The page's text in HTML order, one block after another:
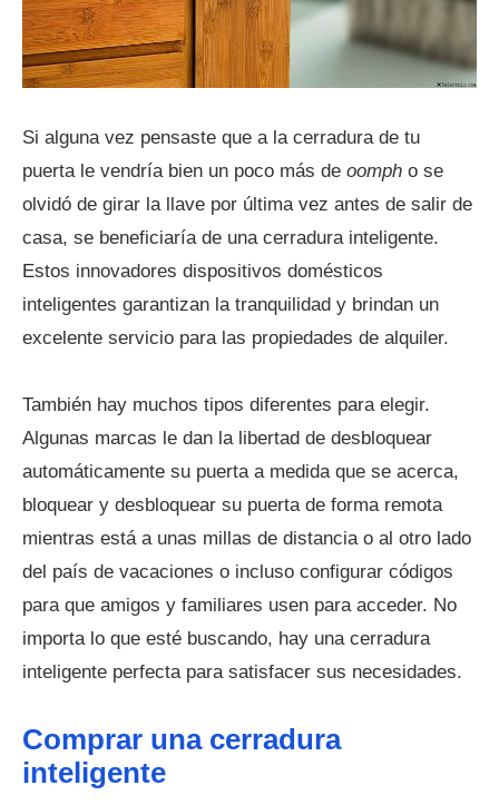
Si alguna vez pensaste que a la cerradura de tu
puerta le vendría bien un poco más de oomph o se
olvidó de girar la llave por última vez antes de salir de
casa, se beneficiaría de una cerradura inteligente.
Estos innovadores dispositivos domésticos
inteligentes garantizan la tranquilidad y brindan un
excelente servicio para las propiedades de alquiler.
También hay muchos tipos diferentes para elegir.
Algunas marcas le dan la libertad de desbloquear
automáticamente su puerta a medida que se acerca,
bloquear y desbloquear su puerta de forma remota
mientras está a unas millas de distancia o al otro lado
del país de vacaciones o incluso configurar códigos
para que amigos y familiares usen para acceder. No
importa lo que esté buscando, hay una cerradura
inteligente perfecta para satisfacer sus necesidades.
Comprar una cerradura
inteligente